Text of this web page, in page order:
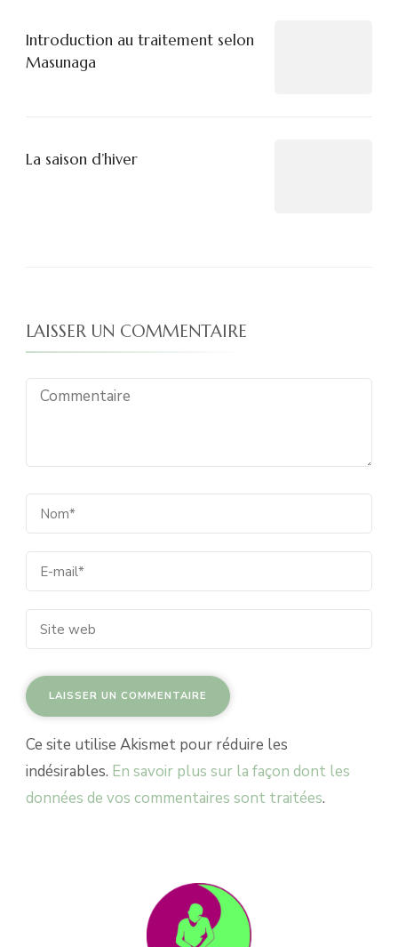
Introduction au traitement selon
Masunaga
La saison d’hiver
LAISSER UN COMMENTAIRE
Ce site utilise Akismet pour réduire les
indésirables. En savoir plus sur la façon dont les
données de vos commentaires sont traitées.